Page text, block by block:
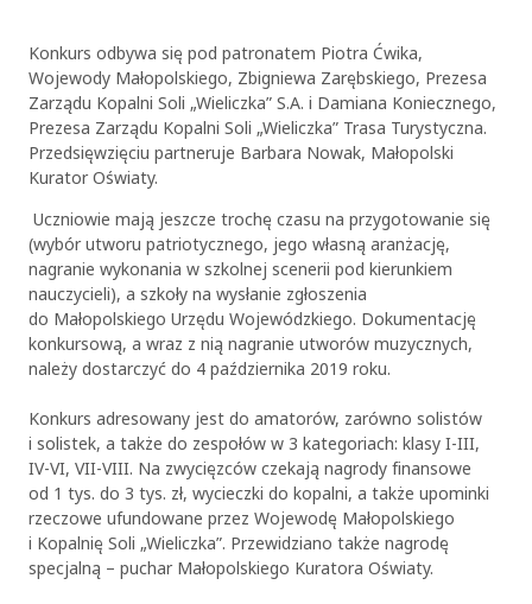
Konkurs odbywa się pod patronatem Piotra Ćwika,
Wojewody Małopolskiego, Zbigniewa Zarębskiego, Prezesa
Zarządu Kopalni Soli „Wieliczka” S.A. i Damiana Koniecznego,
Prezesa Zarządu Kopalni Soli „Wieliczka” Trasa Turystyczna.
Przedsięwzięciu partneruje Barbara Nowak, Małopolski
Kurator Oświaty.
Uczniowie mają jeszcze trochę czasu na przygotowanie się
(wybór utworu patriotycznego, jego własną aranżację,
nagranie wykonania w szkolnej scenerii pod kierunkiem
nauczycieli), a szkoły na wysłanie zgłoszenia
do Małopolskiego Urzędu Wojewódzkiego. Dokumentację
konkursową, a wraz z nią nagranie utworów muzycznych,
należy dostarczyć do 4 października 2019 roku.
Konkurs adresowany jest do amatorów, zarówno solistów
i solistek, a także do zespołów w 3 kategoriach: klasy I-III,
IV-VI, VII-VIII. Na zwycięzców czekają nagrody finansowe
od 1 tys. do 3 tys. zł, wycieczki do kopalni, a także upominki
rzeczowe ufundowane przez Wojewodę Małopolskiego
i Kopalnię Soli „Wieliczka”. Przewidziano także nagrodę
specjalną – puchar Małopolskiego Kuratora Oświaty.